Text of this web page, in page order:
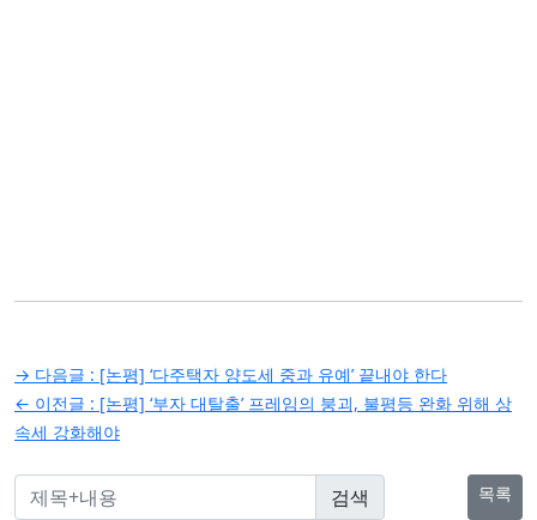
글
탐
색
→ 다음글 : [논평] ‘다주택자 양도세 중과 유예’ 끝내야 한다
← 이전글 : [논평] ‘부자 대탈출’ 프레임의 붕괴, 불평등 완화 위해 상
속세 강화해야
목록